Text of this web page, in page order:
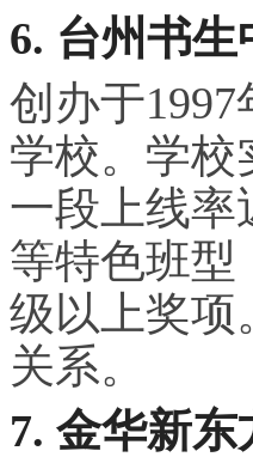
6. 台州书生
创办于
学校。学校
一段上线率
等特色班型
级以上奖项
关系。
7. 金华新